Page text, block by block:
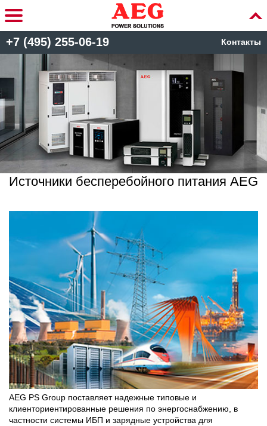
+7 (495) 255-06-19 Контакты
Источники бесперебойного питания AEG
AEG PS Group поставляет надежные типовые и
клиенториентированные решения по энергоснабжению, в
частности системы ИБП и зарядные устройства для